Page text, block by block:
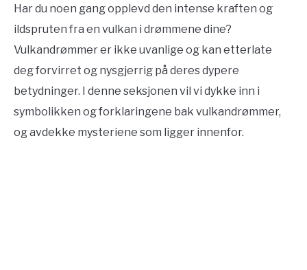
Har du noen gang opplevd den intense kraften og
ildspruten fra en vulkan i drømmene dine?
Vulkandrømmer er ikke uvanlige og kan etterlate
deg forvirret og nysgjerrig på deres dypere
betydninger. I denne seksjonen vil vi dykke inn i
symbolikken og forklaringene bak vulkandrømmer,
og avdekke mysteriene som ligger innenfor.